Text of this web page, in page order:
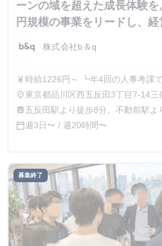
ーンの域を超えた成長体験
円規模の事業をリードし、
に本格的な実績を築きたい
を持つ方大歓迎！ - 株式会社
ンターンシップ
株式会社b＆q
currency_yen 時給1226円～ ┗年4回の人事考課
place東京都品川区西五反田3丁目7-14三
train 五反田駅より徒歩8分、不動前駅よ
calendar_today週3日〜 / 週20時間〜
募集終了